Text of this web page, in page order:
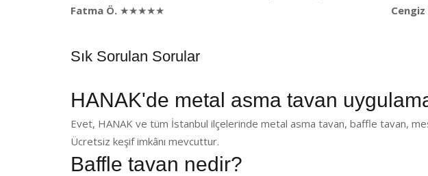
Fatma Ö. ★★★★★
Cengiz
Sık Sorulan Sorular
HANAK'de metal asma tavan
Evet, HANAK ve tüm İstanbul ilçelerinde metal asma tavan, baffle tavan,
Ücretsiz keşif imkânı mevcuttur.
Baffle tavan nedir?